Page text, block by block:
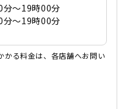
～19時00分
～19時00分
る料金は、各店舗へお問い